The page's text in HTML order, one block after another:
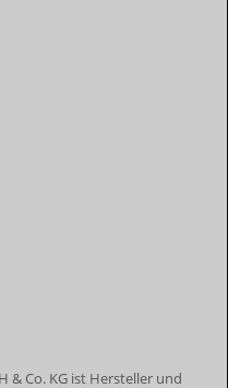
& Co. KG ist Hersteller und